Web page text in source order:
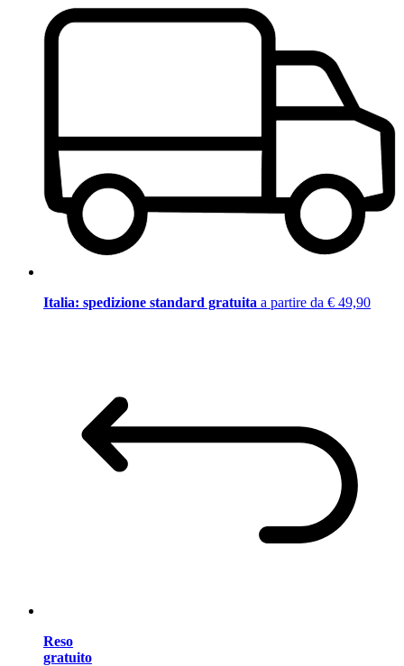
Italia: spedizione standard gratuita a partire da € 49,90
Reso
gratuito